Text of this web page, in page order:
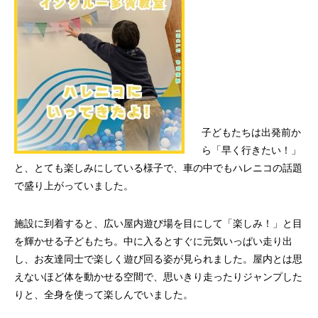
子どもたちは出発前か
ら「早く行きたい！」
と、とても楽しみにしている様子で、車の中でもハレニコの話題
で盛り上がっていました。
施設に到着すると、広い屋内遊び場を目にして「楽しみ！」と目
を輝かせる子どもたち。中に入るとすぐに元気いっぱい走り出
し、お友達同士で楽しく遊び回る姿が見られました。屋内とは思
えないほど体を動かせる空間で、思いきり走ったりジャンプした
りと、全身を使って楽しんでいました。